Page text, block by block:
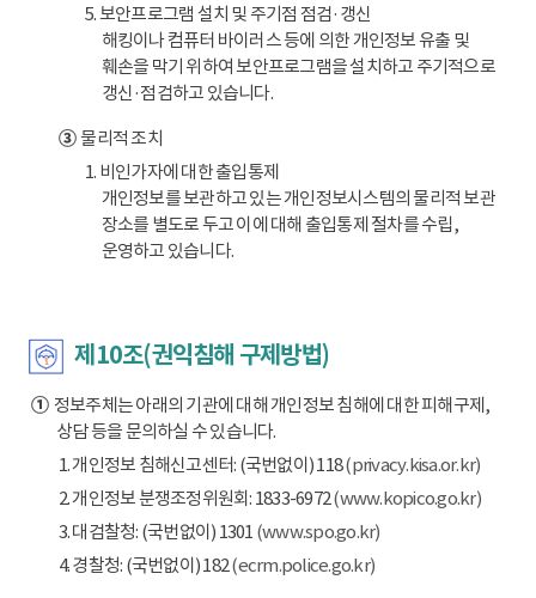
5. 보안프로그램 설치 및 주기점 점검·갱신
해킹이나 컴퓨터 바이러스 등에 의한 개인정보 유출 및
훼손을 막기 위하여 보안프로그램을 설치하고 주기적으로
갱신·점검하고 있습니다.
③물리적 조치
1. 비인가자에 대한 출입통제
개인정보를 보관하고 있는 개인정보시스템의 물리적 보관
장소를 별도로 두고 이에 대해 출입통제 절차를 수립,
운영하고 있습니다.
제10조(권익침해 구제방법)
①정보주체는 아래의 기관에 대해 개인정보 침해에 대한 피해구제,
상담 등을 문의하실 수 있습니다.
1. 개인정보 침해신고센터: (국번없이) 118(privacy.kisa.or.kr)
2. 개인정보 분쟁조정위원회: 1833-6972(www.kopico.go.kr)
3. 대검찰청: (국번없이) 1301 (www.spo.go.kr)
4. 경찰청: (국번없이) 182(ecrm.police.go.kr)